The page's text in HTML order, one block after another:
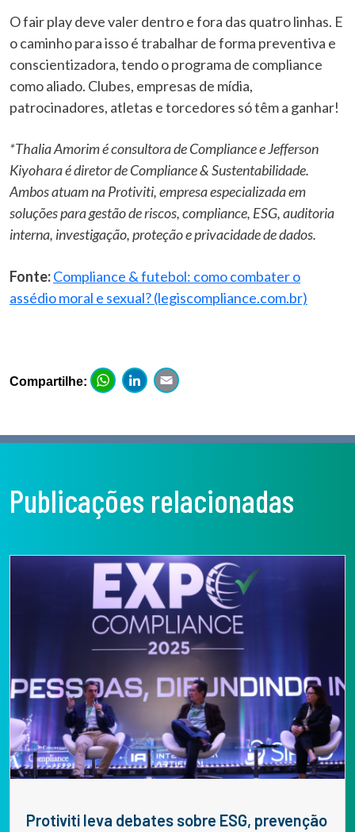
O fair play deve valer dentro e fora das quatro linhas. E
o caminho para isso é trabalhar de forma preventiva e
conscientizadora, tendo o programa de compliance
como aliado. Clubes, empresas de mídia,
patrocinadores, atletas e torcedores só têm a ganhar!
*Thalia Amorim é consultora de Compliance e Jefferson
Kiyohara é diretor de Compliance & Sustentabilidade.
Ambos atuam na Protiviti, empresa especializada em
soluções para gestão de riscos, compliance, ESG, auditoria
interna, investigação, proteção e privacidade de dados.
Fonte:Compliance & futebol: como combater o
assédio moral e sexual? (legiscompliance.com.br)
Compartilhe: WhatsApp
LinkedIn
Publicações relacionadas
Protiviti leva debates sobre ESG, prevenção